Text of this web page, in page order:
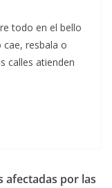
todo en el bello
cae, resbala o
calles atienden
afectadas por las